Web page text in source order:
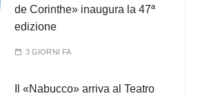
de Corinthe» inaugura la 47ª
edizione
3 GIORNI FA
Il «Nabucco» arriva al Teatro